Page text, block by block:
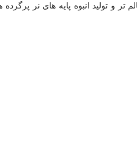
تر و تولید انبوه پایه های نر